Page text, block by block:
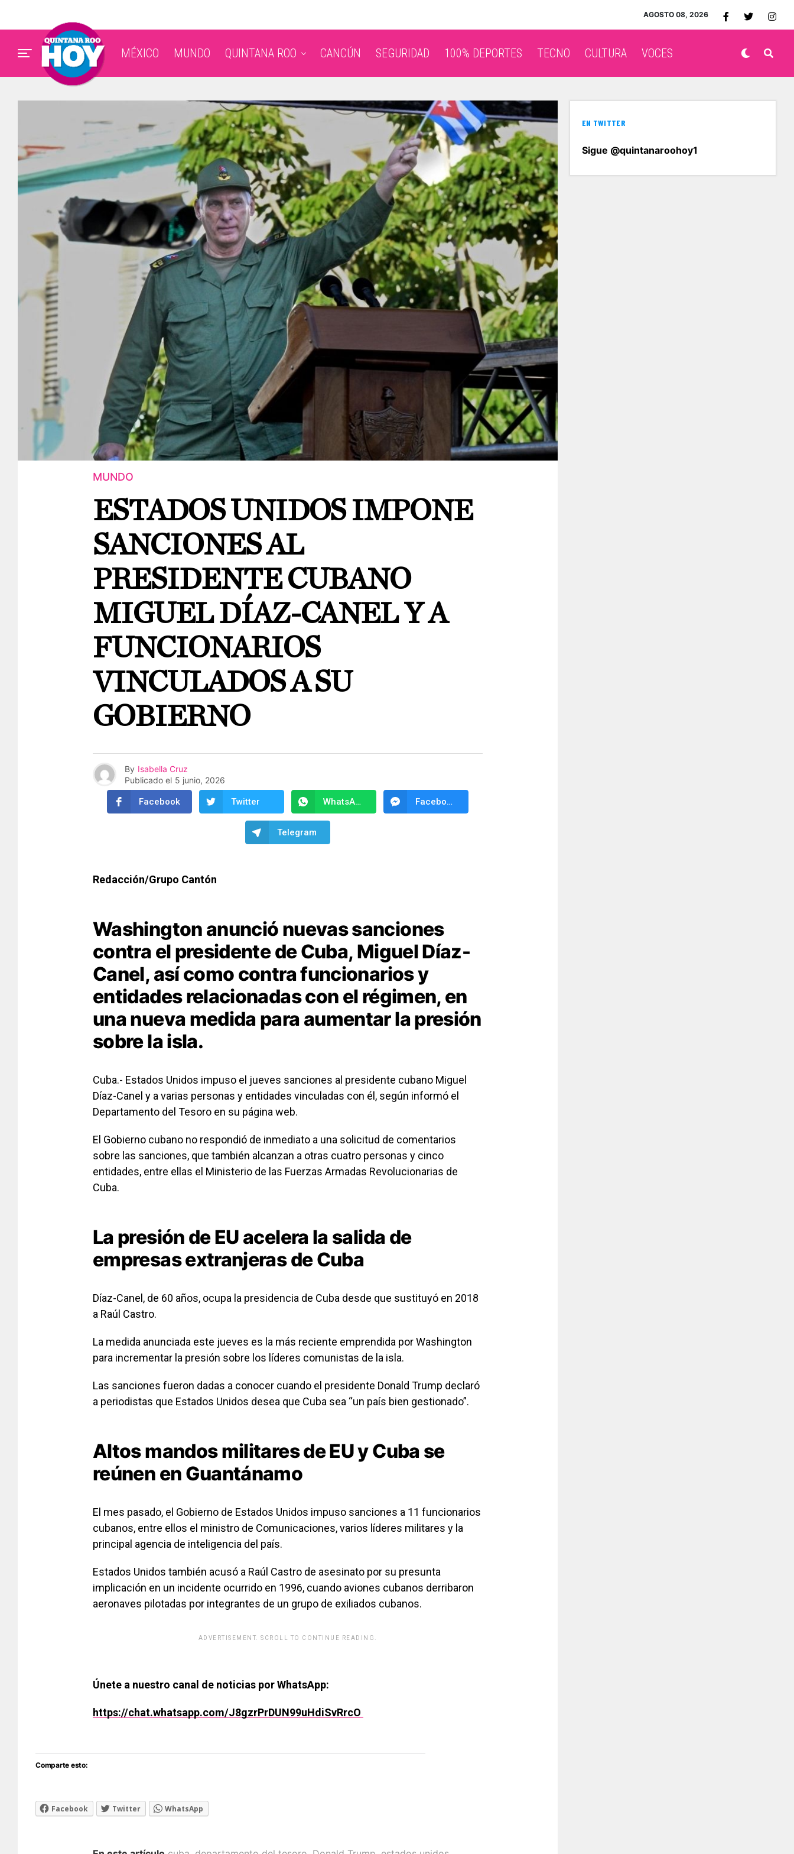
AGOSTO 08, 2026
MÉXICO MUNDO QUINTANA ROO CANCÚN SEGURIDAD 100% DEPORTES TECNO CULTURA VOCES
MUNDO
ESTADOS UNIDOS IMPONE
SANCIONES AL
PRESIDENTE CUBANO
MIGUEL DÍAZ-CANEL Y A
FUNCIONARIOS
VINCULADOS A SU
GOBIERNO
By Isabella Cruz
Publicado el 5 junio, 2026
Facebook Twitter WhatsApp Facebook Messenger
Telegram
Redacción/Grupo Cantón
Washington anunció nuevas sanciones
contra el presidente de Cuba, Miguel Díaz-
Canel, así como contra funcionarios y
entidades relacionadas con el régimen, en
una nueva medida para aumentar la presión
sobre la isla.
Cuba.- Estados Unidos impuso el jueves sanciones al presidente cubano Miguel
Díaz-Canel y a varias personas y entidades vinculadas con él, según informó el
Departamento del Tesoro en su página web.
El Gobierno cubano no respondió de inmediato a una solicitud de comentarios
sobre las sanciones, que también alcanzan a otras cuatro personas y cinco
entidades, entre ellas el Ministerio de las Fuerzas Armadas Revolucionarias de
Cuba.
La presión de EU acelera la salida de
empresas extranjeras de Cuba
Díaz-Canel, de 60 años, ocupa la presidencia de Cuba desde que sustituyó en 2018
a Raúl Castro.
La medida anunciada este jueves es la más reciente emprendida por Washington
para incrementar la presión sobre los líderes comunistas de la isla.
Las sanciones fueron dadas a conocer cuando el presidente Donald Trump declaró
a periodistas que Estados Unidos desea que Cuba sea “un país bien gestionado”.
Altos mandos militares de EU y Cuba se
reúnen en Guantánamo
El mes pasado, el Gobierno de Estados Unidos impuso sanciones a 11 funcionarios
cubanos, entre ellos el ministro de Comunicaciones, varios líderes militares y la
principal agencia de inteligencia del país.
Estados Unidos también acusó a Raúl Castro de asesinato por su presunta
implicación en un incidente ocurrido en 1996, cuando aviones cubanos derribaron
aeronaves pilotadas por integrantes de un grupo de exiliados cubanos.
ADVERTISEMENT. SCROLL TO CONTINUE READING.
Únete a nuestro canal de noticias por WhatsApp:
https://chat.whatsapp.com/J8gzrPrDUN99uHdiSvRrcO
Comparte esto:
Facebook Twitter WhatsApp
EN TWITTER
Sigue @quintanaroohoy1